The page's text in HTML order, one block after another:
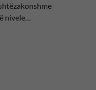
nivele